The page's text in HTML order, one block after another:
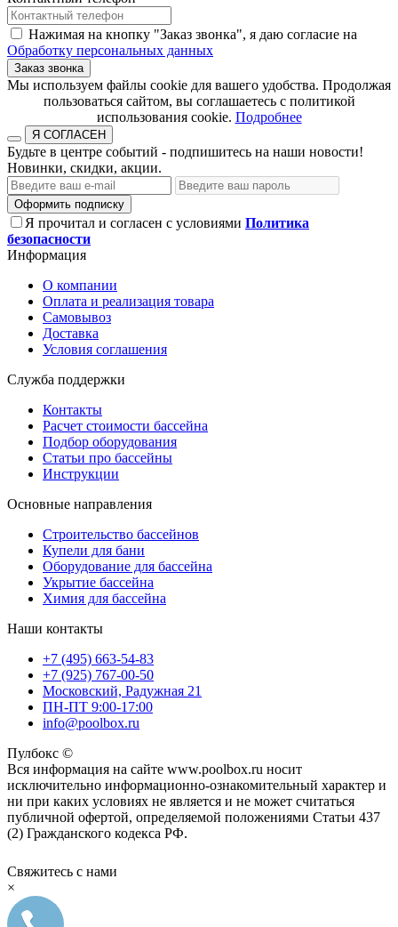
Нажимая на кнопку "Заказ звонка", я даю согласие на
Обработку персональных данных
Заказ звонка
​​​​​​​Мы используем файлы cookie для вашего удобства. Продолжая
пользоваться сайтом, вы соглашаетесь с политикой
использования cookie.​​​​​​​ Подробнее
Я СОГЛАСЕН
Будьте в центре событий - подпишитесь на наши новости!
Новинки, скидки, акции.
Оформить подписку
Я прочитал и согласен с условиями Политика
безопасности
Информация
О компании
Оплата и реализация товара
Самовывоз
Доставка
Условия соглашения
Служба поддержки
Контакты
Расчет стоимости бассейна
Подбор оборудования
Статьи про бассейны
Инструкции
Основные направления
Строительство бассейнов
Купели для бани
Оборудование для бассейна
Укрытие бассейна
Химия для бассейна
Наши контакты
+7 (495) 663-54-83
+7 (925) 767-00-50
Московский, Радужная 21
ПН-ПТ 9:00-17:00
info@poolbox.ru
Пулбокс ©
Вся информация на сайте www.poolbox.ru носит
исключительно информационно-ознакомительный характер и
ни при каких условиях не является и не может считаться
публичной офертой, определяемой положениями Статьи 437
(2) Гражданского кодекса РФ.
Свяжитесь с нами
×